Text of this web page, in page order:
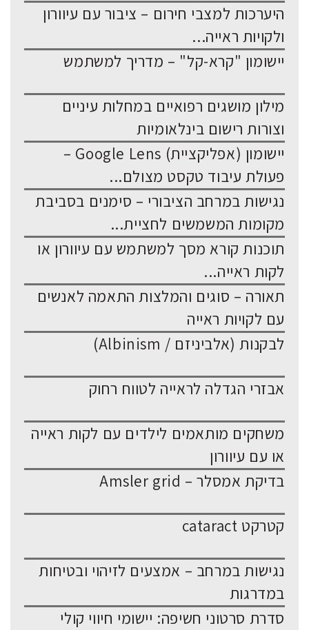
היערכות למצבי חירום – ציבור עם עיוורון
ולקויות ראייה...
יישומון "קרא-קל" – מדריך למשתמש
מילון מושגים רפואיים במחלות עיניים
וצורות רישום בינלאומיות
יישומון (אפליקציית) Google Lens –
פעולת עיבוד טקסט מצולם...
נגישות במרחב הציבורי – סימנים בסביבת
מקומות המשמשים לחציית...
תוכנות קורא מסך למשתמש עם עיוורון או
לקות ראייה...
תאורה – סוגים והמלצות התאמה לאנשים
עם לקויות ראייה
לבקנות (אלביניזם / Albinism)
אבזרי הגדלה לראייה לטווח רחוק
משחקים מותאמים לילדים עם לקות ראייה
או עם עיוורון
בדיקת אמסלר – Amsler grid
קטרקט cataract
נגישות במרחב – אמצעים לזיהוי ובטיחות
במדרגות
סדרת סרטוני חשיפה: יישומי חיווי קולי